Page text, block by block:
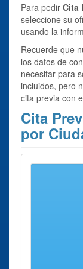
Para pedir Cita
seleccione su
usando la
Recuerde que
los datos de
necesitar para
incluidos, pero
cita previa con
Cita
por